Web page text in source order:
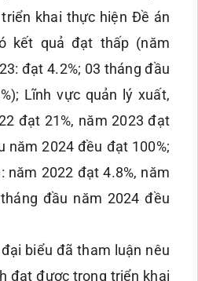
khai thực hiện Đề án
kết quả đạt thấp (năm
đạt 4.2%; 03 tháng đầu
Lĩnh vực quản lý xuất,
đạt 21%, năm 2023 đạt
năm 2024 đều đạt 100%;
năm 2022 đạt 4.8%, năm
đầu năm 2024 đều
biểu đã tham luận nêu
đạt được trong triển khai